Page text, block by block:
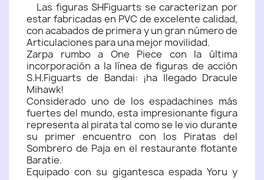
Las figuras SHFiguarts se caracterizan por
estar fabricadas en PVC de excelente calidad,
con acabados de primera y un gran número de
Articulaciones para una mejor movilidad.
Zarpa rumbo a One Piece con la última
incorporación a la línea de figuras de acción
S.H.Figuarts de Bandai: ¡ha llegado Dracule
Mihawk!
Considerado uno de los espadachines más
fuertes del mundo, esta impresionante figura
representa al pirata tal como se le vio durante
su primer encuentro con los Piratas del
Sombrero de Paja en el restaurante flotante
Baratie.
Equipado con su gigantesca espada Yoru y